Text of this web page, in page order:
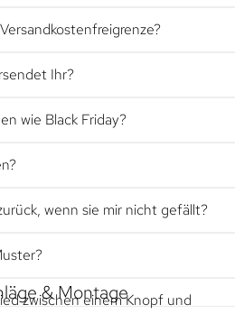
Ihr?
wie Black Friday?
wenn sie mir nicht gefällt?
& Montage
zwischen einem Knopf und